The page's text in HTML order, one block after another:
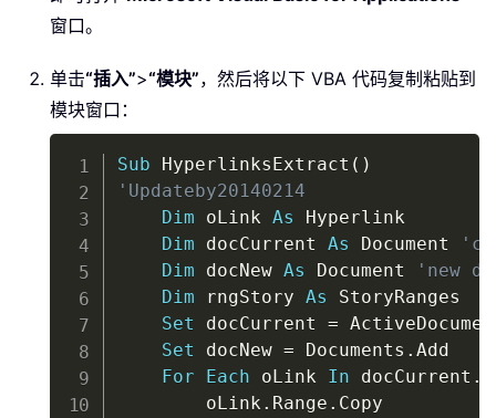
窗口。
单击“插入”>“模块”，然后将以下 VBA 代码复制粘贴到
模块窗口：
Sub HyperlinksExtract ( )
'Updateby20140214
Dim oLink As Hyperlink
Dim docCurrent As Document
Dim docNew As Document
'new
Dim rngStory As StoryRanges
Set docCurrent =
Set docNew = Documents . Add
For
Each oLink In docCurrent .
        oLink
. Range . Copy